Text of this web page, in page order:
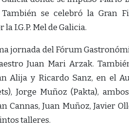
También se celebró la Gran
I.G.P. Mel de Galicia.
jornada del Fórum
Juan Mari Arzak.
Alija y Ricardo Sanz, en el
Jorge Muñoz (Pakta),
Cannas, Juan Muñoz, Javier
talleres.